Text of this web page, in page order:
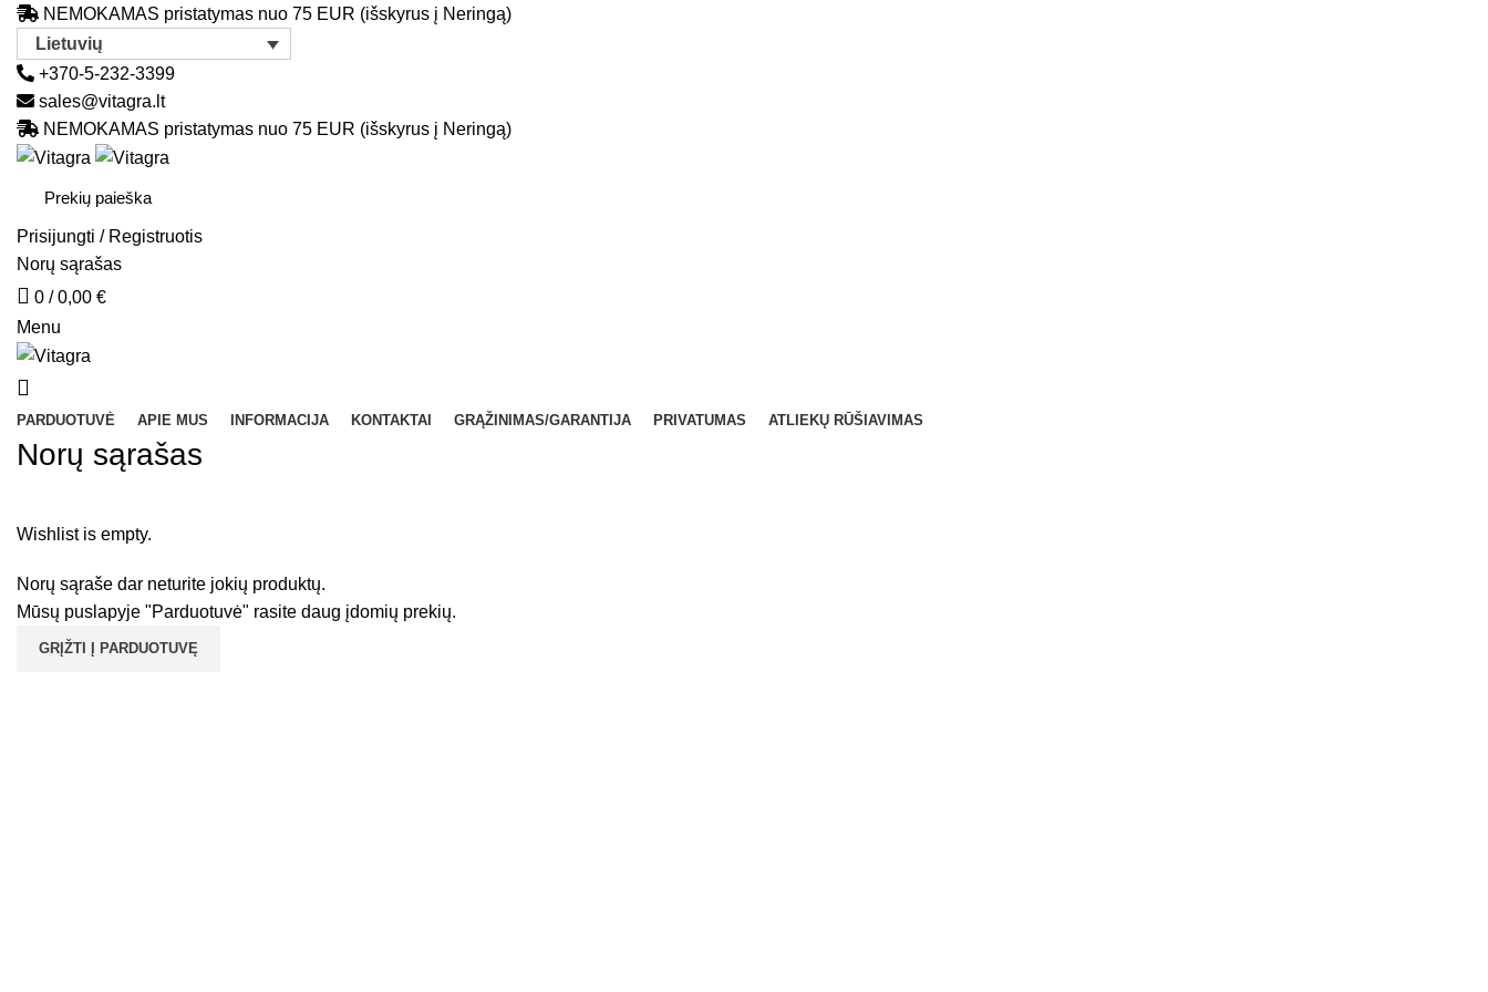
NEMOKAMAS pristatymas nuo 75 EUR (išskyrus į Neringą)
Lietuvių
+370-5-232-3399
sales@vitagra.lt
NEMOKAMAS pristatymas nuo 75 EUR (išskyrus į Neringą)
Prisijungti / Registruotis
Norų sąrašas
0 / 0,00 €
Menu
PARDUOTUVĖ APIE MUS INFORMACIJA KONTAKTAI GRĄŽINIMAS/GARANTIJA PRIVATUMAS ATLIEKŲ RŪŠIAVIMAS
Norų sąrašas
Wishlist is empty.
Norų sąraše dar neturite jokių produktų.
Mūsų puslapyje "Parduotuvė" rasite daug įdomių prekių.
GRĮŽTI Į PARDUOTUVĘ